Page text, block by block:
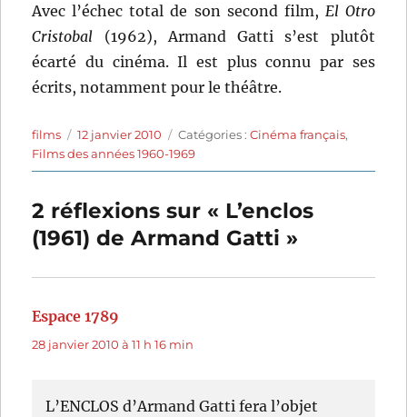
Avec l’échec total de son second film, El Otro
Cristobal (1962), Armand Gatti s’est plutôt
écarté du cinéma. Il est plus connu par ses
écrits, notamment pour le théâtre.
Auteur
films
Publié
le
12 janvier 2010 Catégories
Catégories :Cinéma français,
Films des années 1960-1969
2 réflexions sur « L’enclos
(1961) de Armand Gatti »
Espace 1789
28 janvier 2010 à 11 h 16 min
L’ENCLOS d’Armand Gatti fera l’objet